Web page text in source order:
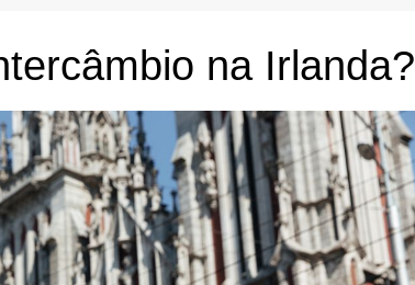
na Irlanda?